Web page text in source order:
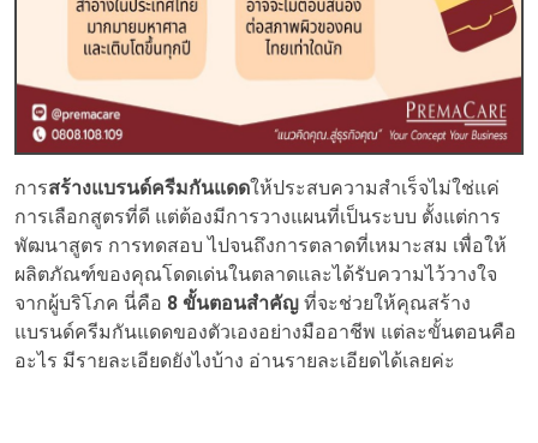
การสร้างแบรนด์ครีมกันแดดให้ประสบความสำเร็จไม่ใช่แค่
การเลือกสูตรที่ดี แต่ต้องมีการวางแผนที่เป็นระบบ ตั้งแต่การ
พัฒนาสูตร การทดสอบ ไปจนถึงการตลาดที่เหมาะสม เพื่อให้
ผลิตภัณฑ์ของคุณโดดเด่นในตลาดและได้รับความไว้วางใจ
จากผู้บริโภค นี่คือ 8 ขั้นตอนสำคัญ ที่จะช่วยให้คุณสร้าง
แบรนด์ครีมกันแดดของตัวเองอย่างมืออาชีพ แต่ละขั้นตอนคือ
อะไร มีรายละเอียดยังไงบ้าง อ่านรายละเอียดได้เลยค่ะ